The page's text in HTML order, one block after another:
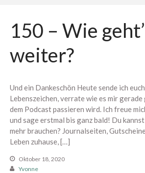
Audios &
Paar
1:1
Übersicht
Proven
150 – Wie
weiter?
Und ein Dankeschön Heute sende ich
Lebenszeichen, verrate wie es mir
dem Podcast passieren wird. Ich freue
und sage erstmal bis ganz bald! Du
mehr brauchen? Journalseiten,
Leben zuhause, […]
Oktober 18, 2020
Yvonne